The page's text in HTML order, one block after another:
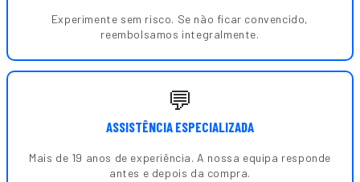
Experimente sem risco. Se não ficar convencido,
reembolsamos integralmente.
💬
ASSISTÊNCIA ESPECIALIZADA
Mais de 19 anos de experiência. A nossa equipa responde
antes e depois da compra.